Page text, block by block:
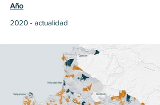
Año
2020 - actualidad